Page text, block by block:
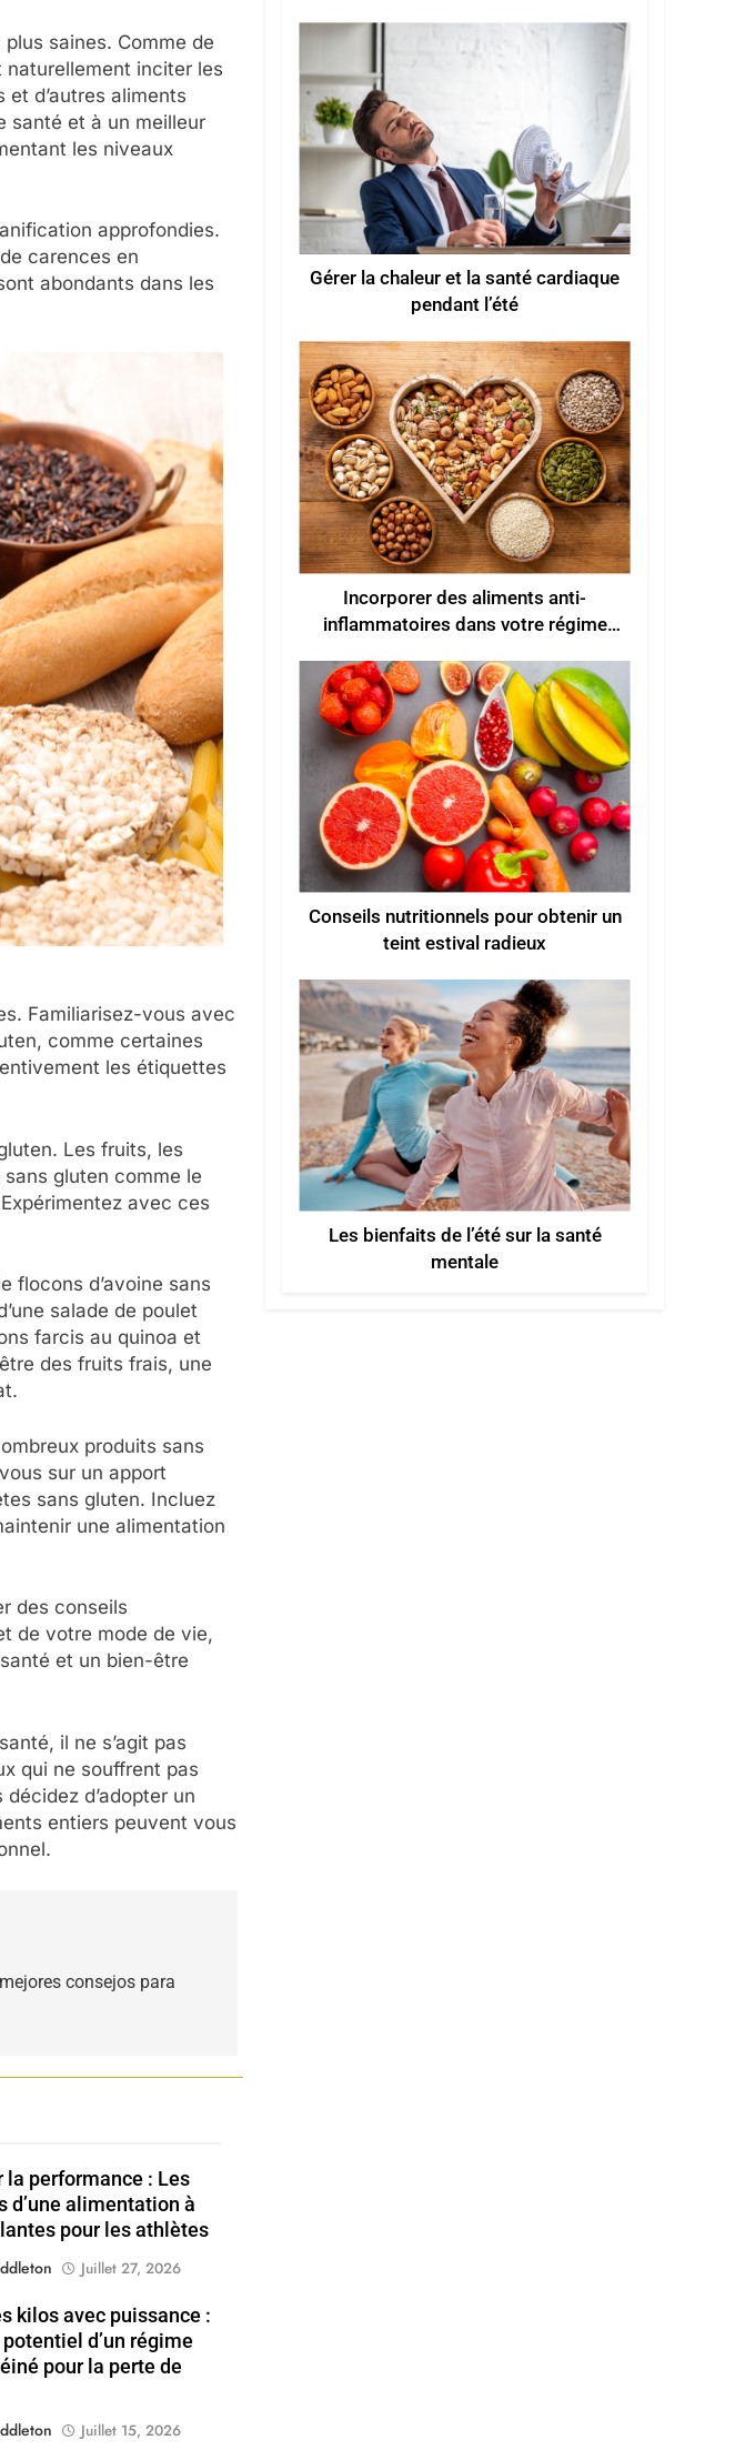
saines. Comme de
naturellement inciter les
d’autres aliments
santé et à un meilleur
les niveaux
approfondies.
carences en
abondants dans les
Familiarisez-vous avec
comme certaines
les étiquettes
Les fruits, les
gluten comme le
avec ces
flocons d’avoine sans
salade de poulet
farcis au quinoa et
des fruits frais, une
produits sans
sur un apport
sans gluten. Incluez
une alimentation
des conseils
de votre mode de vie,
et un bien-être
il ne s’agit pas
qui ne souffrent pas
d’adopter un
entiers peuvent vous
consejos para
performance : Les
d’une alimentation à
pour les athlètes
Juillet 27, 2026
kilos avec puissance :
d’un régime
pour la perte de
Juillet 15, 2026
Gérer la chaleur et la santé cardiaque
pendant l’été
Incorporer des aliments anti-
inflammatoires dans votre régime
Conseils nutritionnels pour obtenir un
teint estival radieux
Les bienfaits de l’été sur la santé
mentale